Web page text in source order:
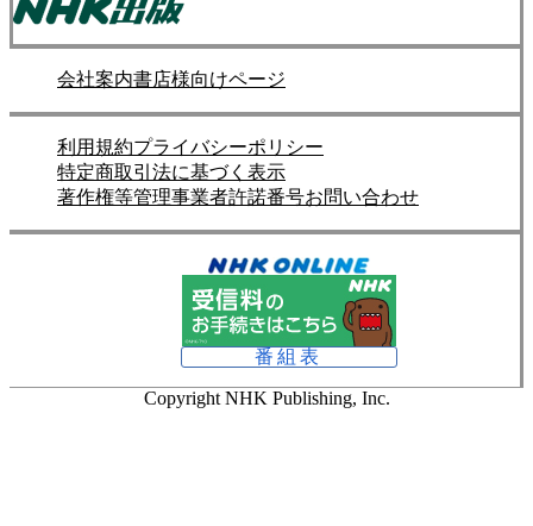
会社案内書店様向けページ
利用規約プライバシーポリシー
特定商取引法に基づく表示
著作権等管理事業者許諾番号お問い合わせ
番組表
Copyright NHK Publishing, Inc.